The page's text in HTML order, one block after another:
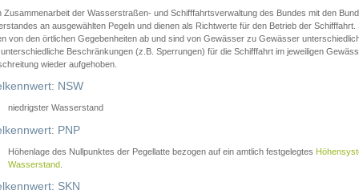
Zusammenarbeit der Wasserstraßen- und Schifffahrtsverwaltung des Bundes mit den
an ausgewählten Pegeln und dienen als Richtwerte für den Betrieb der
von den örtlichen Gegebenheiten ab und sind von Gewässer zu Gewässer
Beschränkungen (z.B. Sperrungen) für die Schifffahrt im jeweiligen
wieder aufgehoben.
NSW
niedrigster Wasserstand
PNP
Höhenlage des Nullpunktes der Pegellatte bezogen auf ein amtlich festgelegtes
Wasserstand
SKN